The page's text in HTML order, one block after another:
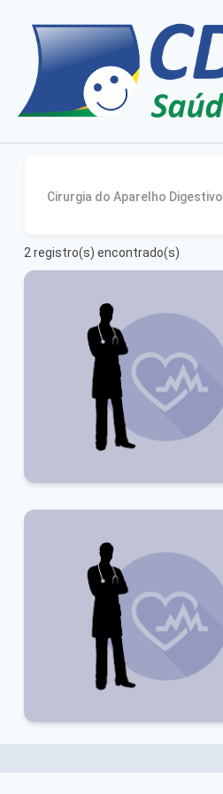
Cirurgia do Aparelho Digestivo
2 registro(s) encontrado(s)